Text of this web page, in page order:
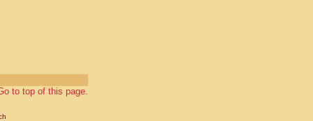
to top of this page.